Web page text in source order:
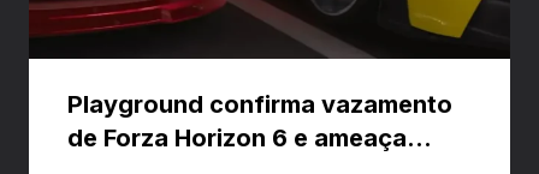
Playground confirma vazamento
de Forza Horizon 6 e ameaça